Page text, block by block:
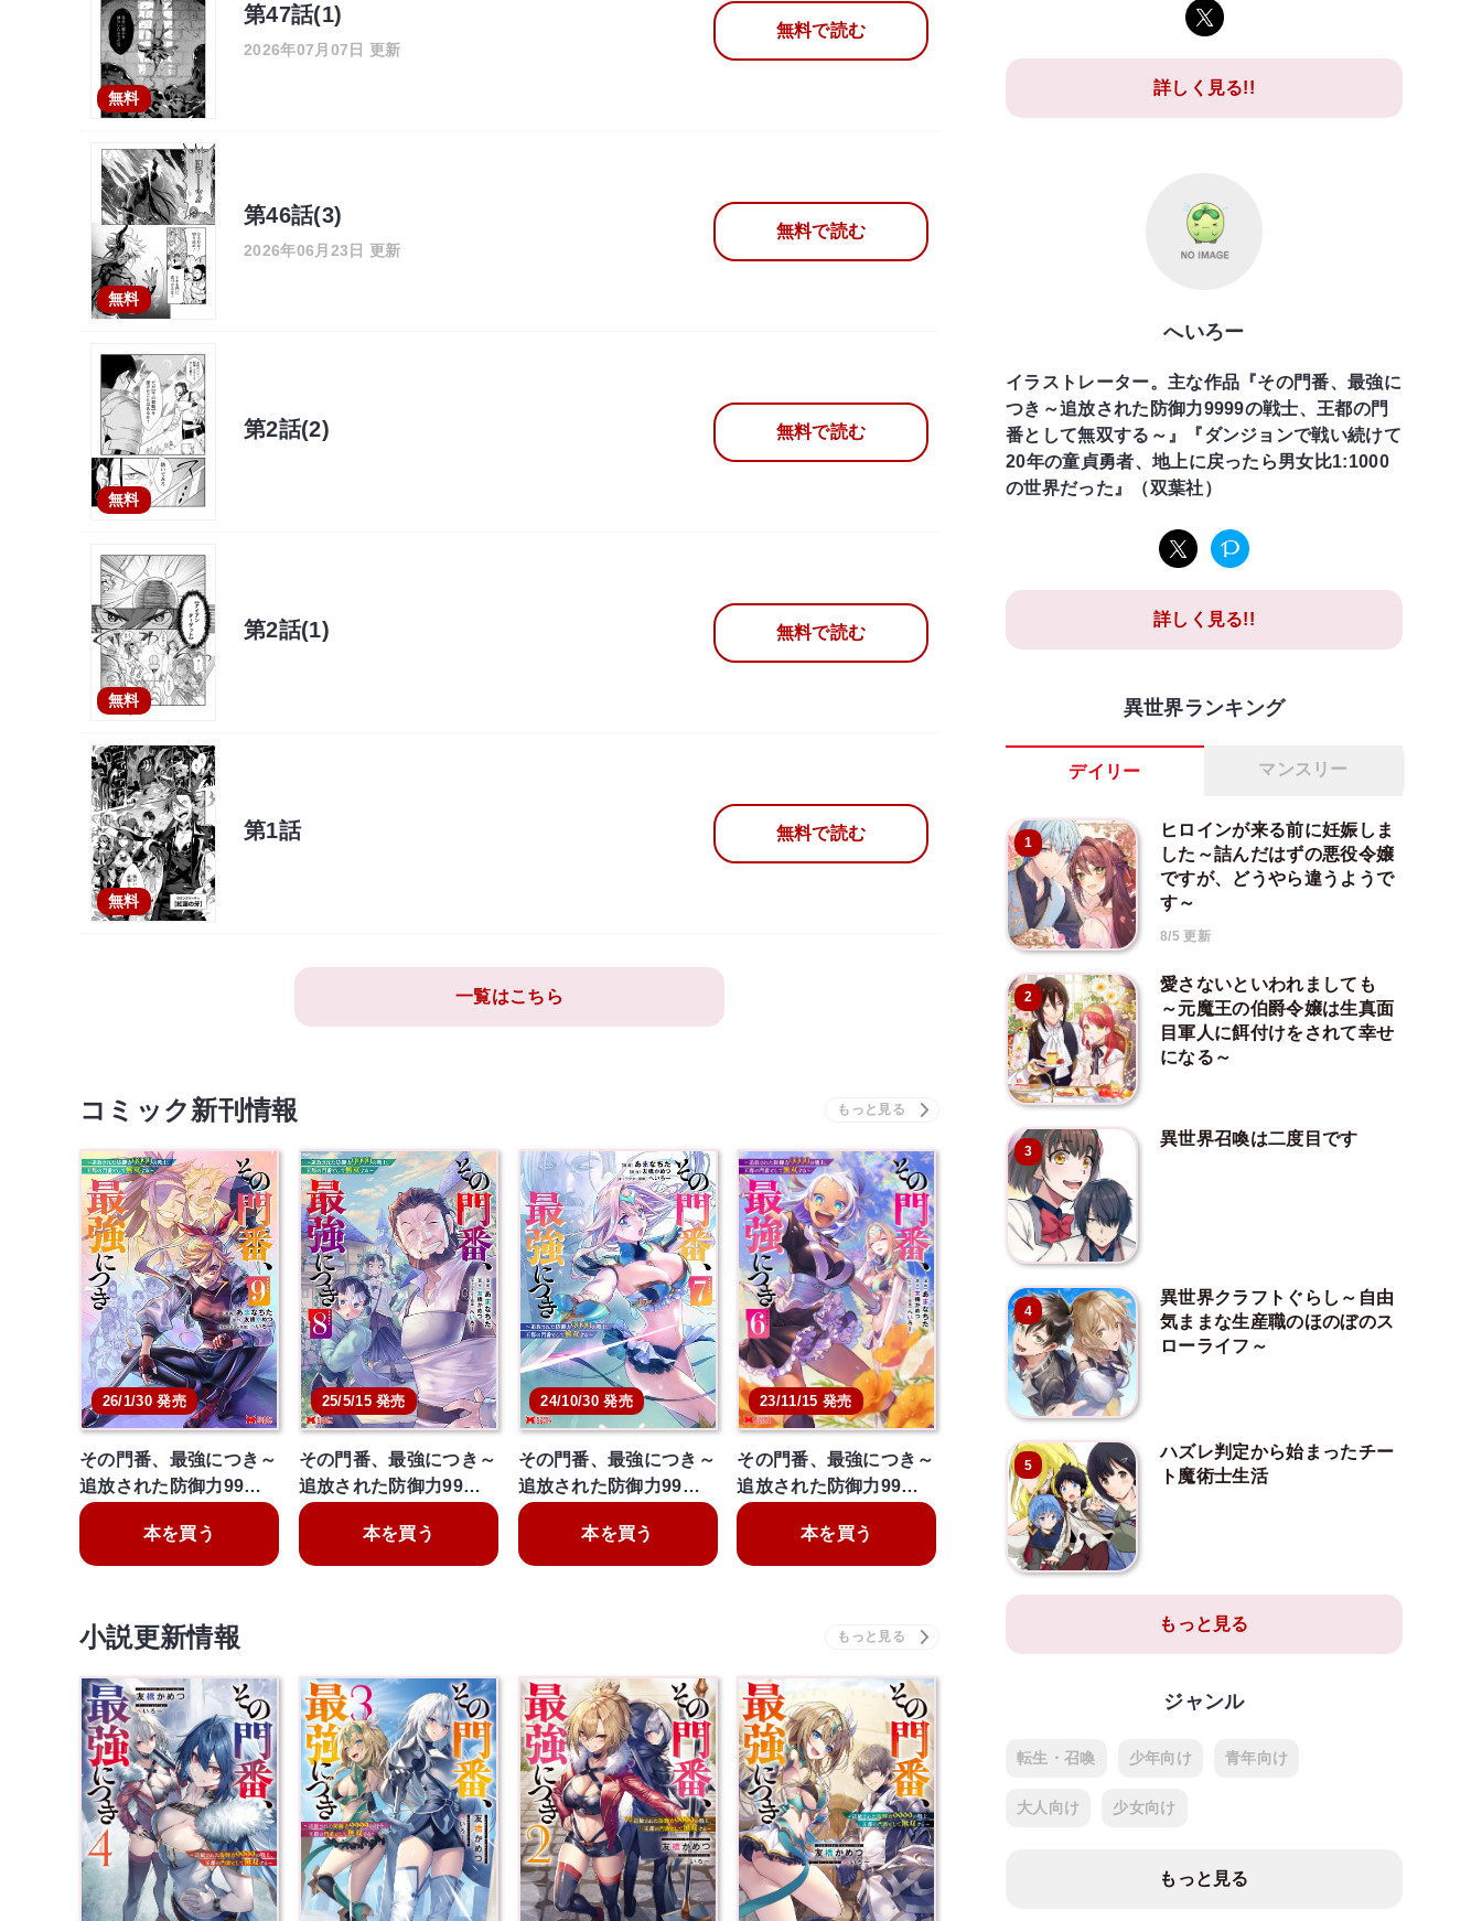
無料
第47話(1)
2026年07月07日 更新
無料で読む
無料
第46話(3)
2026年06月23日 更新
無料で読む
無料
第2話(2) 無料で読む
無料
第2話(1) 無料で読む
無料
第1話 無料で読む
一覧はこちら
コミック新刊情報
26/1/30 発売
その門番、最強につき～
追放された防御力99…
本を買う
25/5/15 発売
その門番、最強につき～
追放された防御力99…
本を買う
24/10/30 発売
その門番、最強につき～
追放された防御力99…
本を買う
23/11/15 発売
その門番、最強につき～
追放された防御力99…
本を買う
小説更新情報
詳しく見る!!
へいろー
イラストレーター。主な作品『その門番、最強に
つき～追放された防御力9999の戦士、王都の門
番として無双する～』『ダンジョンで戦い続けて
20年の童貞勇者、地上に戻ったら男女比1:1000
の世界だった』（双葉社）
詳しく見る!!
異世界ランキング
デイリー マンスリー
1
ヒロインが来る前に妊娠しま
した～詰んだはずの悪役令嬢
ですが、どうやら違うようで
す～
8/5 更新
2
愛さないといわれましても
～元魔王の伯爵令嬢は生真面
目軍人に餌付けをされて幸せ
になる～
3
異世界召喚は二度目です
4
異世界クラフトぐらし～自由
気ままな生産職のほのぼのス
ローライフ～
5
ハズレ判定から始まったチー
ト魔術士生活
もっと見る
ジャンル
転生・召喚 少年向け 青年向け
大人向け 少女向け
もっと見る